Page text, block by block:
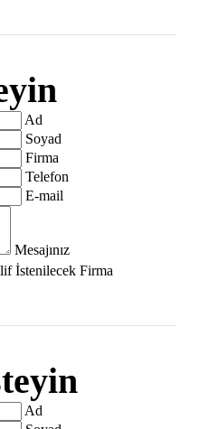
Ad
Soyad
Firma
Telefon
E-mail
Mesajınız
İstenilecek Firma
Ad